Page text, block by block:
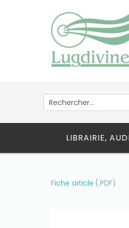
LIBRAIRIE,
Fiche article (.PDF)